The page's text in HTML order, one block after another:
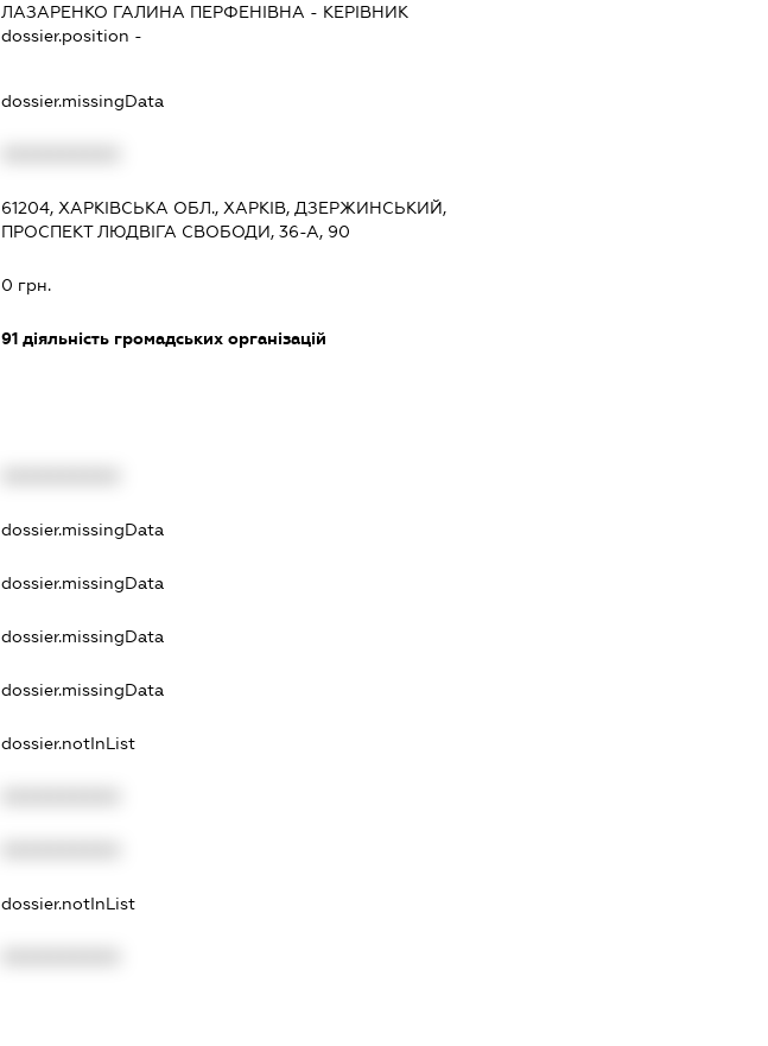
ЛАЗАРЕНКО ГАЛИНА ПЕРФЕНІВНА - КЕРІВНИК
dossier.position -
dossier.missingData
61204, ХАРКІВСЬКА ОБЛ., ХАРКІВ, ДЗЕРЖИНСЬКИЙ,
ПРОСПЕКТ ЛЮДВІГА СВОБОДИ, 36-А, 90
0 грн.
91діяльність громадських організацій
dossier.missingData
dossier.missingData
dossier.missingData
dossier.missingData
dossier.notInList
dossier.notInList